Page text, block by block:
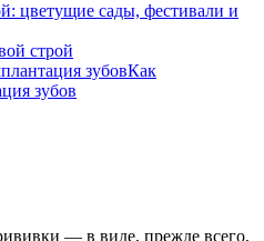
цветущие сады, фестивали и
строй
Как
зубов
— в виде, прежде всего,